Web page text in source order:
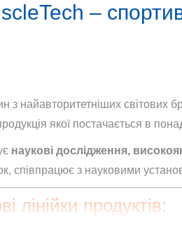
–
з найавторитетніших світових
якої постачається в
наукові дослідження,
співпрацює з науковими
лінійки продуктів: